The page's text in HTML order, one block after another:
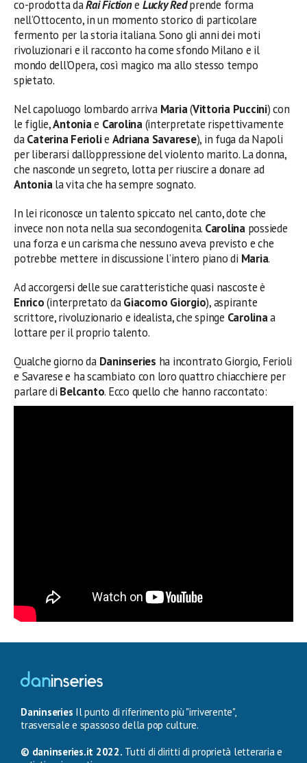
co-prodotta daRai Fictione Lucky Redprende forma
nell’Ottocento, in un momento storico di particolare
fermento per la storia italiana. Sono gli anni dei moti
rivoluzionari e il racconto ha come sfondo Milano e il
mondo dell’Opera, così magico ma allo stesso tempo
spietato.
Nel capoluogo lombardo arriva Maria(Vittoria Puccini) con
le figlie,Antoniae Carolina(interpretate rispettivamente
daCaterina Feriolie Adriana Savarese), in fuga da Napoli
per liberarsi dall’oppressione del violento marito. La donna,
che nasconde un segreto, lotta per riuscire a donare ad
Antoniala vita che ha sempre sognato.
In lei riconosce un talento spiccato nel canto, dote che
invece non nota nella sua secondogenita. Carolina possiede
una forza e un carisma che nessuno aveva previsto e che
potrebbe mettere in discussione l’intero piano di Maria.
Ad accorgersi delle sue caratteristiche quasi nascoste è
Enrico(interpretato daGiacomo Giorgio), aspirante
scrittore, rivoluzionario e idealista, che spinge Carolinaa
lottare per il proprio talento.
Qualche giorno da Daninseries ha incontrato Giorgio, Ferioli
e Savarese e ha scambiato con loro quattro chiacchiere per
parlare di Belcanto. Ecco quello che hanno raccontato:
Daninseries Il punto di riferimento più "irriverente",
trasversale e spassoso della pop culture.
© daninseries.it 2022. Tutti di diritti di proprietà letteraria e